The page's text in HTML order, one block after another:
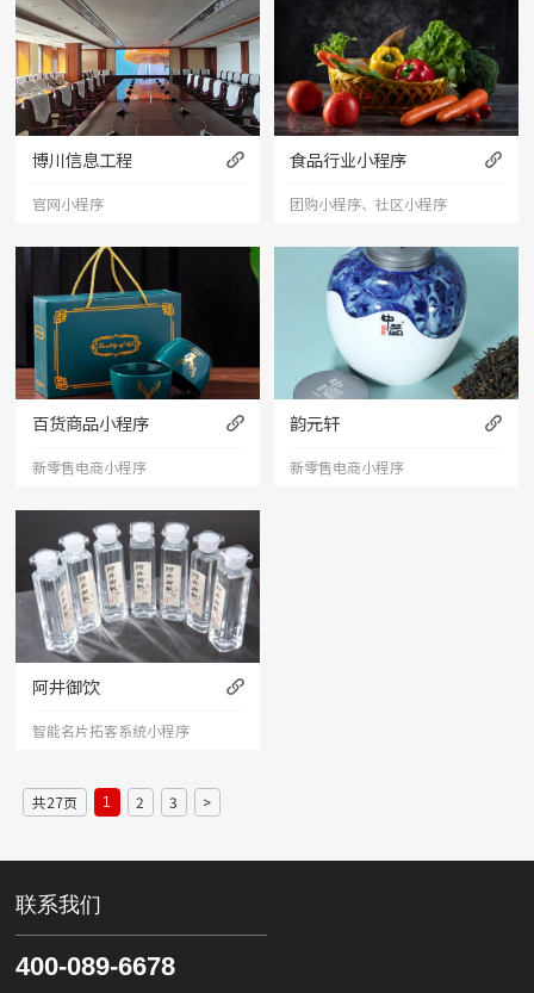
博川信息工程
官网小程序
食品行业小程序
团购小程序、社区小程序
百货商品小程序
新零售电商小程序
韵元轩
新零售电商小程序
阿井御饮
智能名片拓客系统小程序
共27页 1 2 3 >
联系我们
400-089-6678